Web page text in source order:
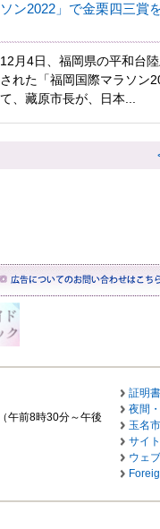
ン2022」で金栗四三賞
12月4日、福岡県の平和台
された「福岡国際マラソン
て、藏原市長が、日本...
午前8時30分～午後
証明
夜間
玉名
サイ
ウェ